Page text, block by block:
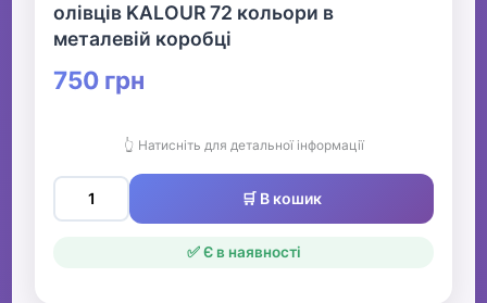
олівців KALOUR 72 кольори в
металевій коробці
750 грн
👆 Натисніть для детальної інформації
🛒 В кошик
✅ Є в наявності